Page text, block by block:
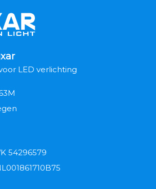
LED verlichting
54296579